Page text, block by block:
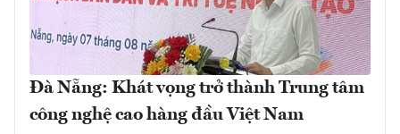
Đà Nẵng: Khát vọng trở thành Trung tâm
công nghệ cao hàng đầu Việt Nam